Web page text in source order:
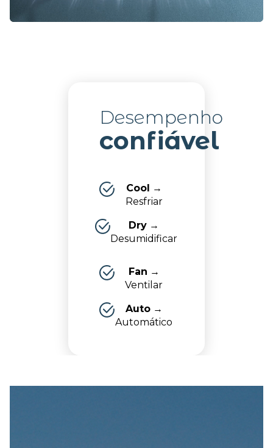
Desempenho
confiável
Cool →
Resfriar
Dry →
Desumidificar
Fan →
Ventilar
Auto→
Automático